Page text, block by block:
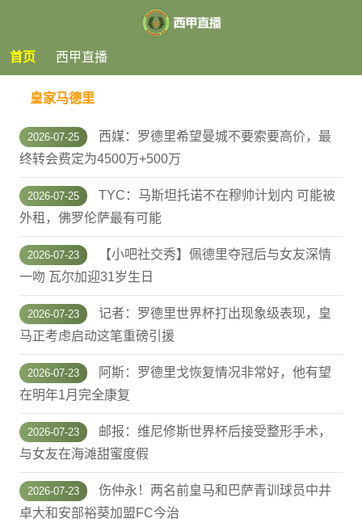
首页 西甲直播
皇家马德里
2026-07-25
西媒：罗德里希望曼城不要索要高价，最
终转会费定为4500万+500万
2026-07-25
TYC：马斯坦托诺不在穆帅计划内 可能被
外租，佛罗伦萨最有可能
2026-07-23
【小吧社交秀】佩德里夺冠后与女友深情
一吻 瓦尔加迎31岁生日
2026-07-23
记者：罗德里世界杯打出现象级表现，皇
马正考虑启动这笔重磅引援
2026-07-23
阿斯：罗德里戈恢复情况非常好，他有望
在明年1月完全康复
2026-07-23
邮报：维尼修斯世界杯后接受整形手术，
与女友在海滩甜蜜度假
2026-07-23
伤仲永！两名前皇马和巴萨青训球员中井
卓大和安部裕葵加盟FC今治